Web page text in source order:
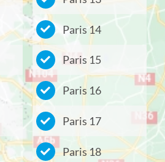
Paris 14
Paris 15
Paris 16
Paris 17
Paris 18